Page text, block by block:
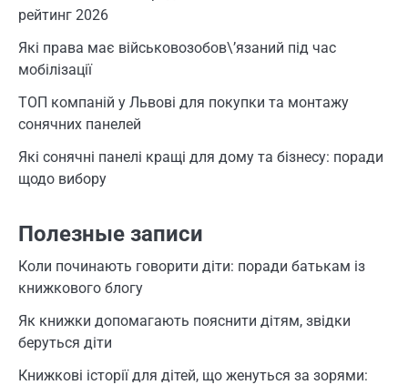
рейтинг 2026
Які права має військовозобов\’язаний під час
мобілізації
ТОП компаній у Львові для покупки та монтажу
сонячних панелей
Які сонячні панелі кращі для дому та бізнесу: поради
щодо вибору
Полезные записи
Коли починають говорити діти: поради батькам із
книжкового блогу
Як книжки допомагають пояснити дітям, звідки
беруться діти
Книжкові історії для дітей, що женуться за зорями: